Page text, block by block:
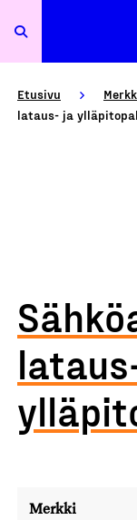
Etusivu
lataus- ja
Merkki